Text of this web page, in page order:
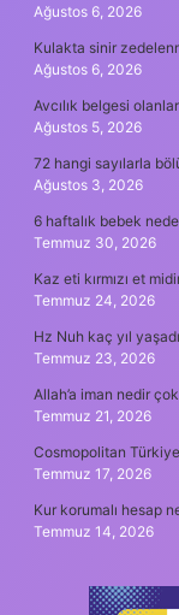
Ağustos 6, 2026
Kulakta sinir
Ağustos 6, 2026
Avcılık belgesi
Ağustos 5, 2026
72 hangi sayılarla
Ağustos 3, 2026
6 haftalık bebek
Temmuz 30, 2026
Kaz eti kırmızı et
Temmuz 24, 2026
Hz Nuh kaç yıl
Temmuz 23, 2026
Allah’a iman nedir
Temmuz 21, 2026
Cosmopolitan
Temmuz 17, 2026
Kur korumalı hesap
Temmuz 14, 2026